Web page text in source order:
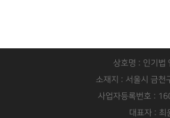
상호명 : 인기법
소재지 : 서울시 금천
사업자등록번호 :
대표자 : 최